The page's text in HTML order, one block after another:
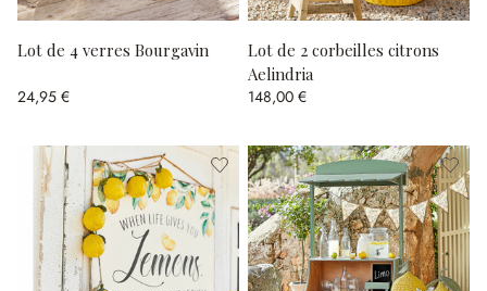
Lot de 4 verres Bourgavin
24,95 €
Lot de 2 corbeilles citrons
Aelindria
148,00 €